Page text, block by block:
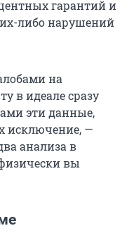
гарантий и
либо нарушений
на
в идеале сразу
эти данные,
исключение, —
анализа в
вы